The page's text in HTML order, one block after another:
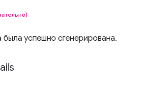
успешно сгенерирована.